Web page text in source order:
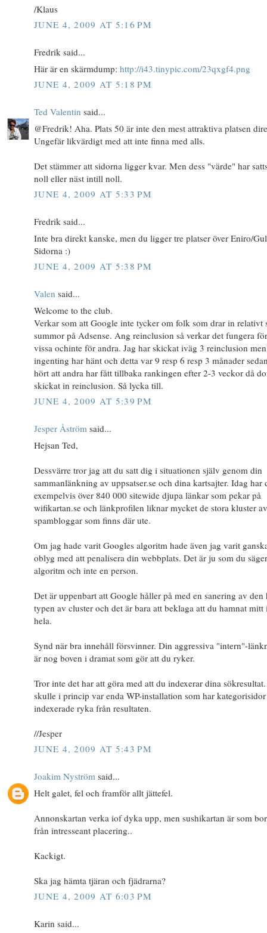
/Klaus
JUNE 4, 2009 AT 5:16 PM
Fredrik said...
Här är en skärmdump: http://i43.tinypic.com/23qxgf4.png
JUNE 4, 2009 AT 5:18 PM
Ted Valentin said...
@Fredrik! Aha. Plats 50 är inte den mest attraktiva platsen
Ungefär likvärdigt med att inte finna med alls.
Det stämmer att sidorna ligger kvar. Men dess "värde" har
noll eller näst intill noll.
JUNE 4, 2009 AT 5:33 PM
Fredrik said...
Inte bra direkt kanske, men du ligger tre platser över Eniro/
Sidorna :)
JUNE 4, 2009 AT 5:38 PM
Valen said...
Welcome to the club.
Verkar som att Google inte tycker om folk som drar in relativt
summor på Adsense. Ang reinclusion så verkar det fungera för
vissa ochinte för andra. Jag har skickat iväg 3 reinclusion men
ingenting har hänt och detta var 9 resp 6 resp 3 månader
hört att andra har fått tillbaka rankingen efter 2-3 veckor då
skickat in reinclusion. Så lycka till.
JUNE 4, 2009 AT 5:39 PM
Jesper Åström said...
Hejsan Ted,
Dessvärre tror jag att du satt dig i situationen själv genom din
sammanlänkning av uppsatser.se och dina kartsajter. Idag har
exempelvis över 840 000 sitewide djupa länkar som pekar på
wifikartan.se och länkprofilen liknar mycket de stora kluster av
spambloggar som finns där ute.
Om jag hade varit Googles algoritm hade även jag varit
oblyg med att penalisera din webbplats. Det är ju som du
algoritm och inte en person.
Det är uppenbart att Google håller på med en sanering av den
typen av cluster och det är bara att beklaga att du hamnat mitt
hela.
Synd när bra innehåll försvinner. Din aggressiva "intern"-
är nog boven i dramat som gör att du ryker.
Tror inte det har att göra med att du indexerar dina
skulle i princip var enda WP-installation som har kategorisidor
indexerade ryka från resultaten.
//Jesper
JUNE 4, 2009 AT 5:43 PM
Joakim Nyström said...
Helt galet, fel och framför allt jättefel.
Annonskartan verka iof dyka upp, men sushikartan är som
från intresseant placering..
Kackigt.
Ska jag hämta tjäran och fjädrarna?
JUNE 4, 2009 AT 6:03 PM
Karin said...